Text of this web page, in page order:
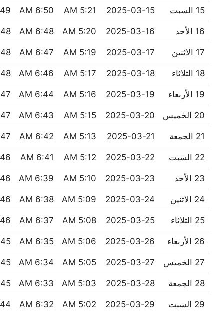
15 السبت 2025-03-15
5:21 AM
6:50 AM
PM
16 الأحد 2025-03-16
5:20 AM
6:48 AM
PM
17 الاثنين 2025-03-17
5:19 AM
6:47 AM
PM
18 الثلاثاء 2025-03-18
5:17 AM
6:46 AM
PM
19 الأربعاء 2025-03-19
5:16 AM
6:44 AM
PM
20 الخميس 2025-03-20
5:15 AM
6:43 AM
PM
21 الجمعة 2025-03-21
5:13 AM
6:42 AM
PM
22 السبت 2025-03-22
5:12 AM
6:41 AM
PM
23 الأحد 2025-03-23
5:10 AM
6:39 AM
PM
24 الاثنين 2025-03-24
5:09 AM
6:38 AM
PM
25 الثلاثاء 2025-03-25
5:08 AM
6:37 AM
PM
26 الأربعاء 2025-03-26
5:06 AM
6:35 AM
PM
27 الخميس 2025-03-27
5:05 AM
6:34 AM
PM
28 الجمعة 2025-03-28
5:03 AM
6:33 AM
PM
29 السبت 2025-03-29
5:02 AM
6:32 AM
PM